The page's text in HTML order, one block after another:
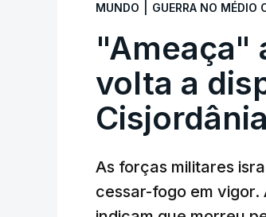
MUNDO GUERRA NO MÉDIO
"Ameaça"
volta a
As forças militares
cessar-fogo em vigor.